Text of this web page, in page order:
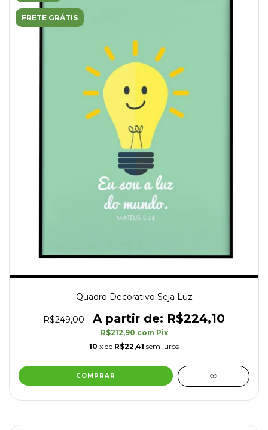
FRETE GRÁTIS
Quadro Decorativo Seja Luz
R$249,00 R$224,10
R$212,90 com Pix
10 x de R$22,41 sem juros
COMPRAR